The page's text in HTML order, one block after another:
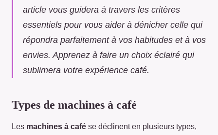
article vous guidera à travers les critères
essentiels pour vous aider à dénicher celle qui
répondra parfaitement à vos habitudes et à vos
envies. Apprenez à faire un choix éclairé qui
sublimera votre expérience café.
Types de machines à café
Les machines à café se déclinent en plusieurs types,